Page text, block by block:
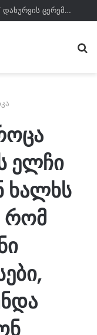
კოჯორში პროექტის – „ჯარის ბანაკი“ დახურვის ცერემონია გაიმართა
ელჩი
ხალხს
რომ